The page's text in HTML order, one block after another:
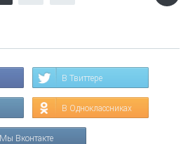
В Твиттере
В Одноклассниках
Мы Вконтакте